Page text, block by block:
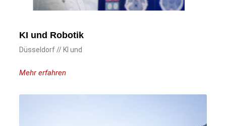
KI und Robotik
Düsseldorf // KI und
Mehr erfahren